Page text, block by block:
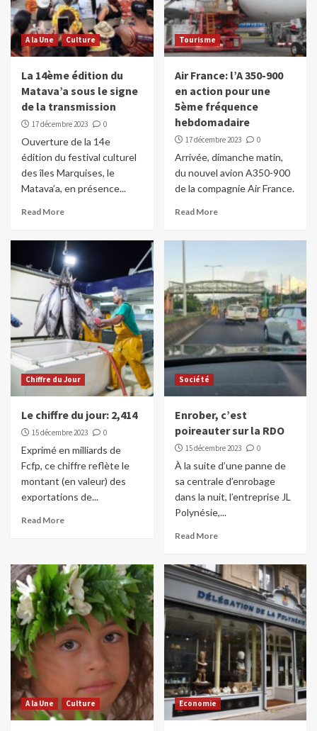
A la Une Culture
La 14ème édition du
Matava’a sous le signe
de la transmission
17 décembre 2023 0
Ouverture de la 14e
édition du festival culturel
des îles Marquises, le
Matava’a, en présence...
Read More
Tourisme
Air France: l’A 350-900
en action pour une
5ème fréquence
hebdomadaire
17 décembre 2023 0
Arrivée, dimanche matin,
du nouvel avion A350-900
de la compagnie Air France.
Read More
Chiffre du Jour
Le chiffre du jour: 2,414
15 décembre 2023 0
Exprimé en milliards de
Fcfp, ce chiffre reflète le
montant (en valeur) des
exportations de...
Read More
Société
Enrober, c’est
poireauter sur la RDO
15 décembre 2023 0
À la suite d’une panne de
sa centrale d’enrobage
dans la nuit, l’entreprise JL
Polynésie,...
Read More
A la Une Culture Economie